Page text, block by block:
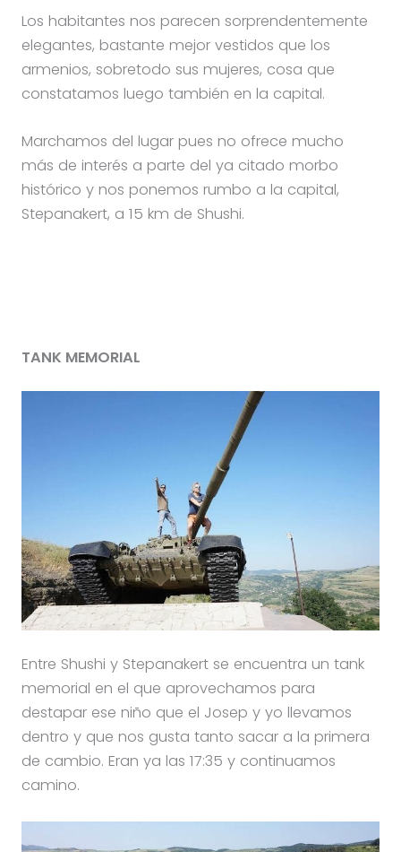
Los habitantes nos parecen sorprendentemente
elegantes, bastante mejor vestidos que los
armenios, sobretodo sus mujeres, cosa que
constatamos luego también en la capital.
Marchamos del lugar pues no ofrece mucho
más de interés a parte del ya citado morbo
histórico y nos ponemos rumbo a la capital,
Stepanakert, a 15 km de Shushi.
TANK MEMORIAL
Entre Shushi y Stepanakert se encuentra un tank
memorial en el que aprovechamos para
destapar ese niño que el Josep y yo llevamos
dentro y que nos gusta tanto sacar a la primera
de cambio. Eran ya las 17:35 y continuamos
camino.